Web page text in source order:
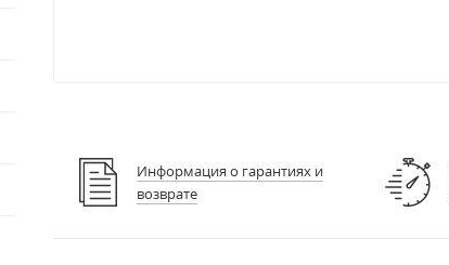
Информация о гарантиях и
возврате